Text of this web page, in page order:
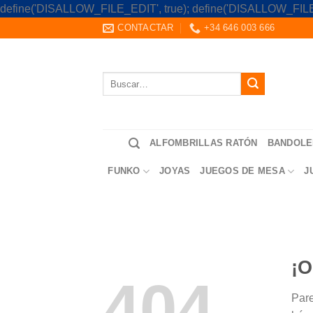
define('DISALLOW_FILE_EDIT', true);
CONTACTAR +34 646 003 666
ALFOMBRILLAS RATÓN
FUNKO JOYAS JUEGOS DE MESA